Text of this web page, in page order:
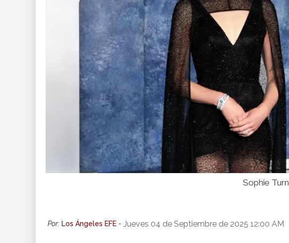
Sophie
Por: Los Ángeles EFE - Jueves 04 de Septiembre de 2025 12:00 AM